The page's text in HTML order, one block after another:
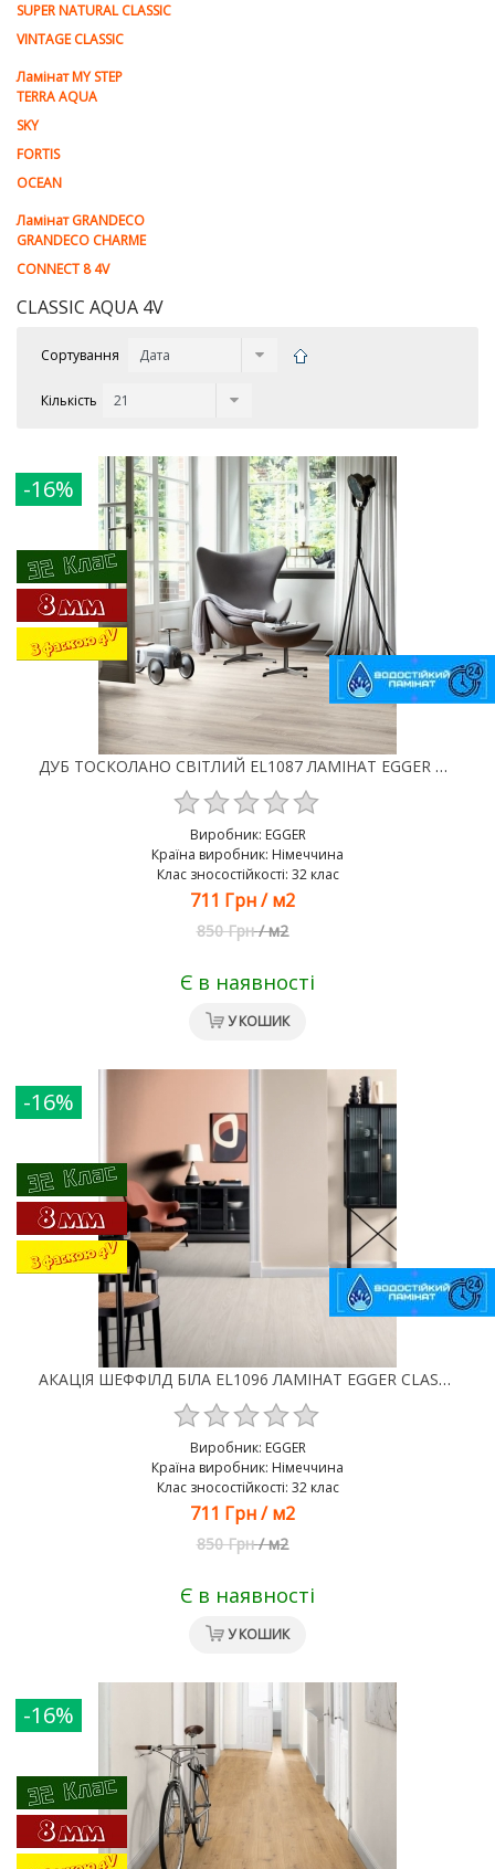
SUPER NATURAL CLASSIC
VINTAGE CLASSIC
Ламінат MY STEP
TERRA AQUA
SKY
FORTIS
OCEAN
Ламінат GRANDECO
GRANDECO CHARME
CONNECT 8 4V
CLASSIC AQUA 4V
Сортування
Кількість
ДУБ ТОСКОЛАНО СВІТЛИЙ EL1087 ЛАМІНАТ EGGER CLASSIC AQUA 4V 32 КЛАС 8 ММ
Виробник: EGGER
Країна виробник: Німеччина
Клас зносостійкості: 32 клас
-16%
711 Грн /м2
850 Грн /м2
Є в наявності
У КОШИК
АКАЦІЯ ШЕФФІЛД БІЛА EL1096 ЛАМІНАТ EGGER CLASSIC AQUA 4V 32 КЛАС 8 ММ
Виробник: EGGER
Країна виробник: Німеччина
Клас зносостійкості: 32 клас
-16%
711 Грн /м2
850 Грн /м2
Є в наявності
У КОШИК
-16%